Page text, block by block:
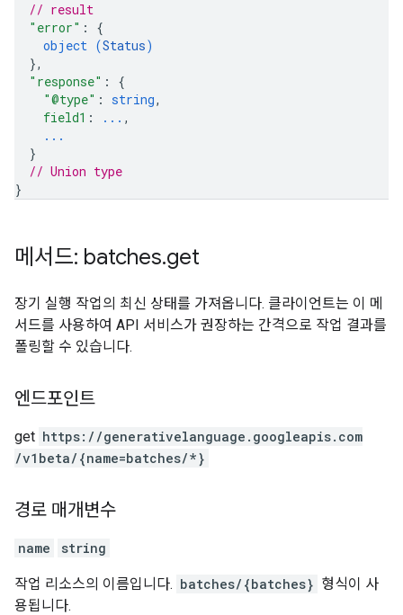
// result
"error" : {
object (Status)
},
"response" : {
"@type" : string,
field1 : ... ,
...
}
// Union type
}
메서드: batches.get
장기 실행 작업의 최신 상태를 가져옵니다. 클라이언트는 이 메
서드를 사용하여 API 서비스가 권장하는 간격으로 작업 결과를
폴링할 수 있습니다.
엔드포인트
get https: / /generativelanguage.googleapis.com
/v1beta/{name=batches/*}
경로 매개변수
name string
작업 리소스의 이름입니다. batches/{batches} 형식이 사
용됩니다.